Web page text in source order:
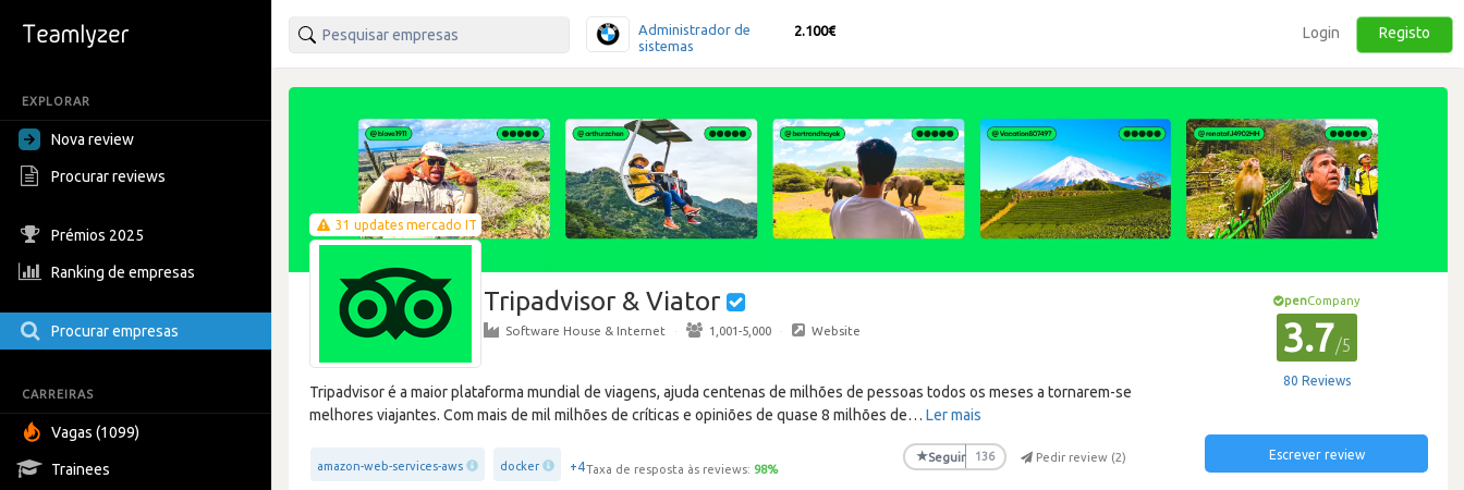
EXPLORAR
Nova review
Procurar reviews
Prémios 2025
Ranking de empresas
Procurar empresas
CARREIRAS
Vagas (1099)
Trainees
Administrador de
sistemas
2.100€ Login Registo
31 updates mercado IT
Tripadvisor & Viator
Software House & Internet · 1,001-5,000 · Website
Tripadvisor é a maior plataforma mundial de viagens, ajuda centenas de milhões de pessoas todos os meses a tornarem-se
melhores viajantes. Com mais de mil milhões de críticas e opiniões de quase 8 milhões de… Ler mais
amazon-web-services-aws docker +4Taxa de resposta às reviews: 98%
★Seguir 136 Pedir review (2)
penCompany
3.7/5
80 Reviews
Escrever review